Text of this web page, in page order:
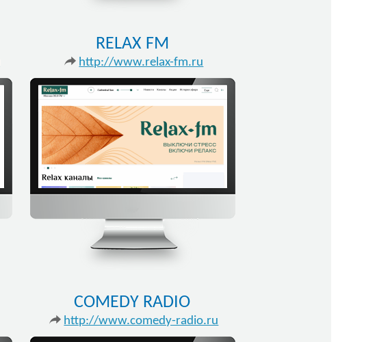
RELAX FM
http://www.relax-fm.ru
COMEDY RADIO
http://www.comedy-radio.ru